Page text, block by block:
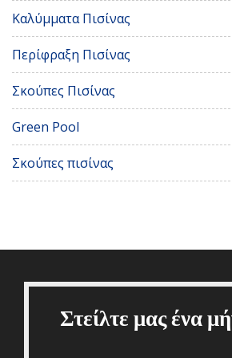
Καλύμματα Πισίνας
Περίφραξη Πισίνας
Σκούπες Πισίνας
Green Pool
Σκούπες πισίνας
Στείλτε μας ένα